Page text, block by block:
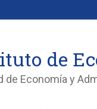
de
de Economía y